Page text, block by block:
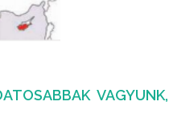
VAGYUNK,